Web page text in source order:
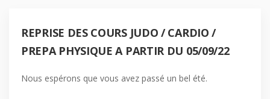
REPRISE DES COURS JUDO / CARDIO /
PREPA PHYSIQUE A PARTIR DU 05/09/22
Nous espérons que vous avez passé un bel été.